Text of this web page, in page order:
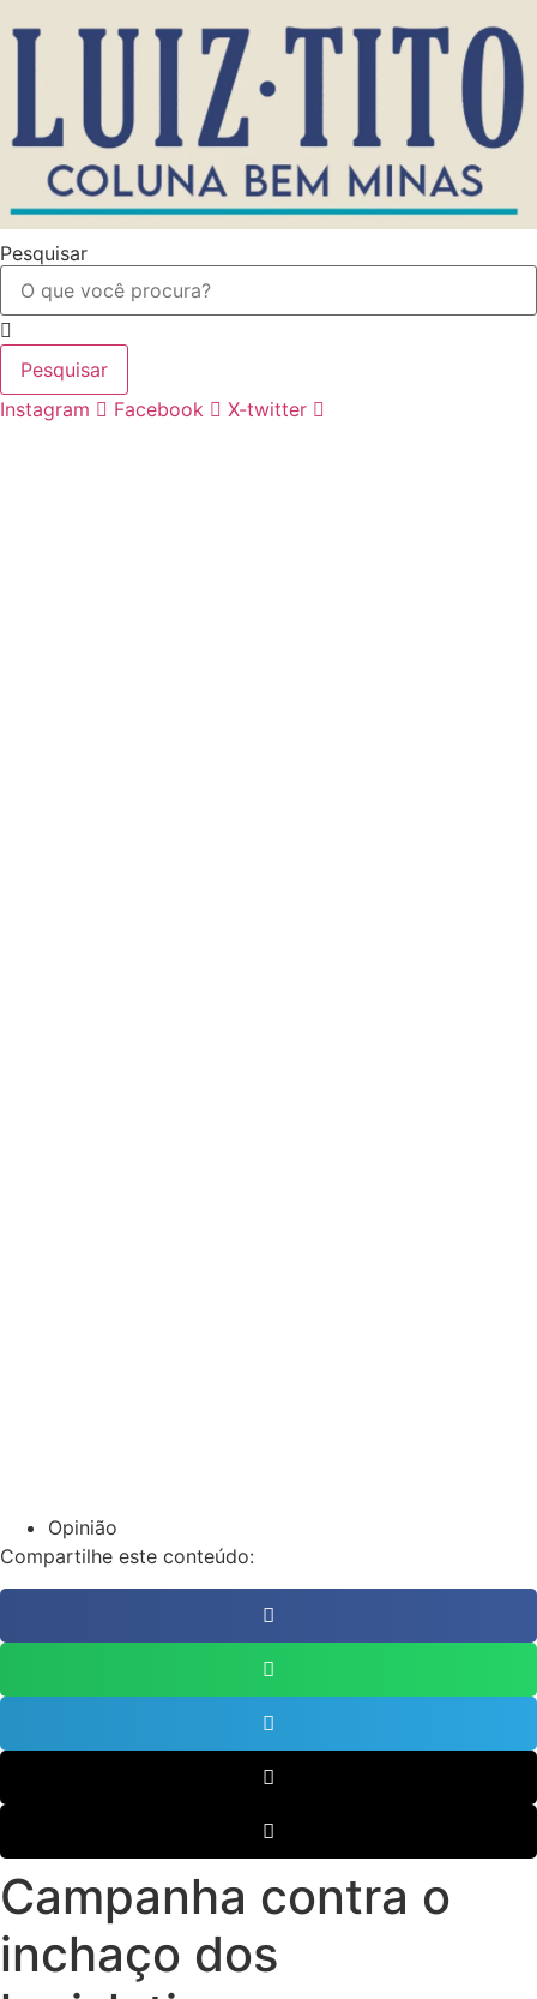
para
Pesquisar
Pesquisar
Instagram
Facebook X-twitter
Opinião
Compartilhe este conteúdo:
Campanha contra o
inchaço dos